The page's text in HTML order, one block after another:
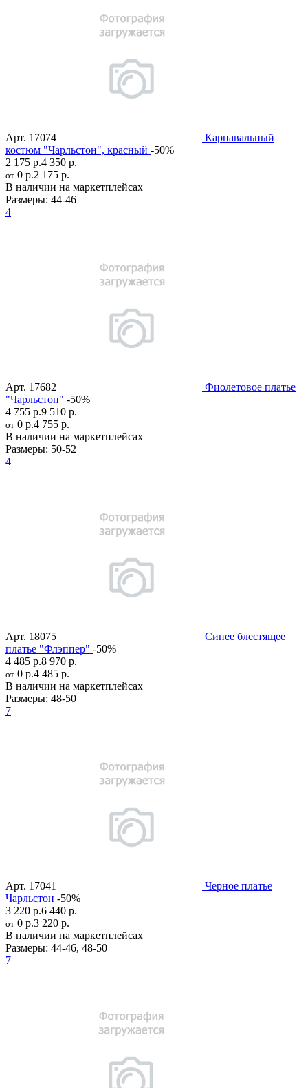
Арт. 17074
Карнавальный
костюм "Чарльстон", красный -50%
2 175 р.4 350 р.
от 0 р.2 175 р.
В наличии на маркетплейсах
Размеры: 44-46
4
Арт. 17682
Фиолетовое платье
"Чарльстон" -50%
4 755 р.9 510 р.
от 0 р.4 755 р.
В наличии на маркетплейсах
Размеры: 50-52
4
Арт. 18075
Синее блестящее
платье "Флэппер" -50%
4 485 р.8 970 р.
от 0 р.4 485 р.
В наличии на маркетплейсах
Размеры: 48-50
7
Арт. 17041
Черное платье
Чарльстон -50%
3 220 р.6 440 р.
от 0 р.3 220 р.
В наличии на маркетплейсах
Размеры: 44-46, 48-50
7